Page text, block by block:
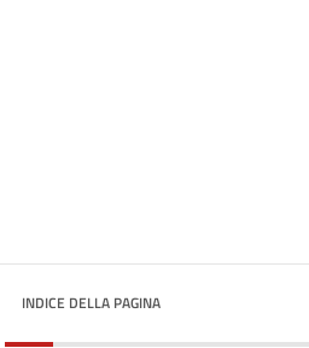
INDICE DELLA PAGINA